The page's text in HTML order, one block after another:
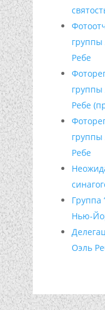
Ребе
Ребе
Ребе
Группа
Нью-
Оэль